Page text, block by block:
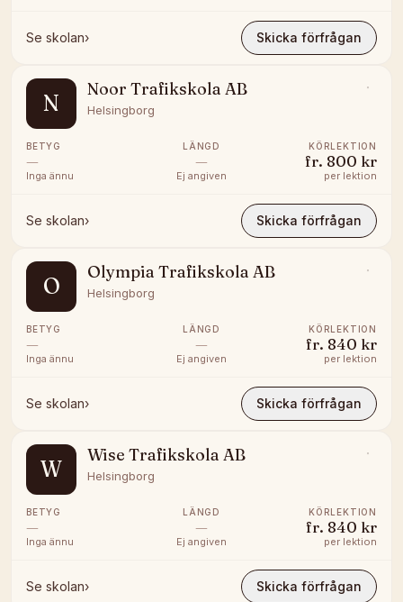
Se skolan› Skicka förfrågan
N
Noor Trafikskola AB
Helsingborg
BETYG
—
Inga ännu
LÄNGD
—
Ej angiven
KÖRLEKTION
fr. 800 kr
per lektion
Se skolan› Skicka förfrågan
O
Olympia Trafikskola AB
Helsingborg
BETYG
—
Inga ännu
LÄNGD
—
Ej angiven
KÖRLEKTION
fr. 840 kr
per lektion
Se skolan› Skicka förfrågan
W
Wise Trafikskola AB
Helsingborg
BETYG
—
Inga ännu
LÄNGD
—
Ej angiven
KÖRLEKTION
fr. 840 kr
per lektion
Se skolan› Skicka förfrågan